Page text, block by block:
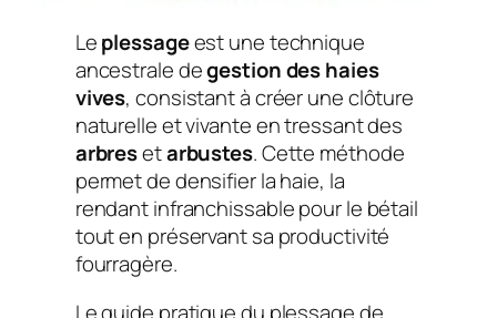
Leplessageest une technique
ancestrale degestion des haies
vives, consistant à créer une clôture
naturelle et vivante en tressant des
arbresetarbustes. Cette méthode
permet de densifier la haie, la
rendant infranchissable pour le bétail
tout en préservant sa productivité
fourragère.
Le guide pratique du plessagede